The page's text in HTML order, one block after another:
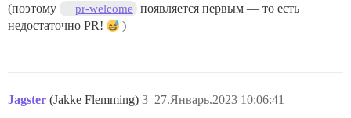
(поэтому pr-welcome
появляется первым — то есть
недостаточно PR!
)
Jagster (Jakke Flemming) 27.Январь.2023 10:06:41
3